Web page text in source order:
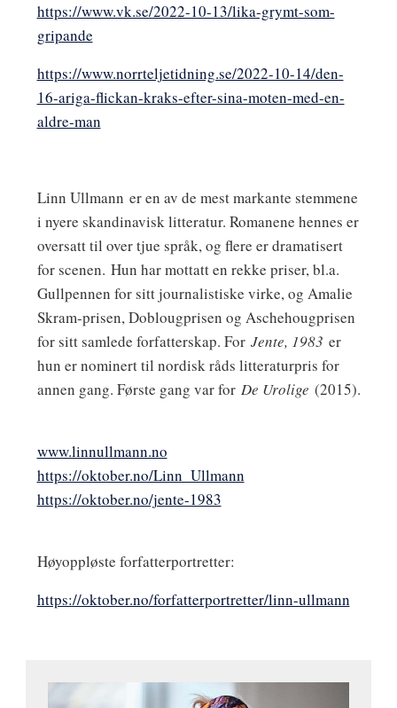
https://www.vk.se/2022-10-13/lika-grymt-som-
gripande
https://www.norrteljetidning.se/2022-10-14/den-
16-ariga-flickan-kraks-efter-sina-moten-med-en-
aldre-man
Linn Ullmann er en av de mest markante stemmene
i nyere skandinavisk litteratur. Romanene hennes er
oversatt til over tjue språk, og flere er dramatisert
for scenen. Hun har mottatt en rekke priser, bl.a.
Gullpennen for sitt journalistiske virke, og Amalie
Skram-prisen, Doblougprisen og Aschehougprisen
for sitt samlede forfatterskap. For Jente, 1983 er
hun er nominert til nordisk råds litteraturpris for
annen gang. Første gang var for De Urolige (2015).
www.linnullmann.no
https://oktober.no/Linn_Ullmann
https://oktober.no/jente-1983
Høyoppløste forfatterportretter:
https://oktober.no/forfatterportretter/linn-ullmann